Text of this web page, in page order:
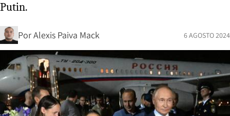
Putin.
PorAlexis Paiva Mack 6 AGOSTO 2024